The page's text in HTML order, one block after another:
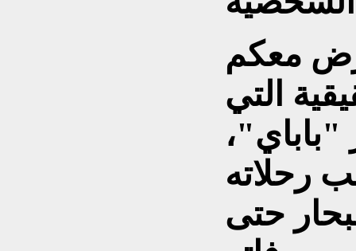
معكم
التي
رحلاته
حتى